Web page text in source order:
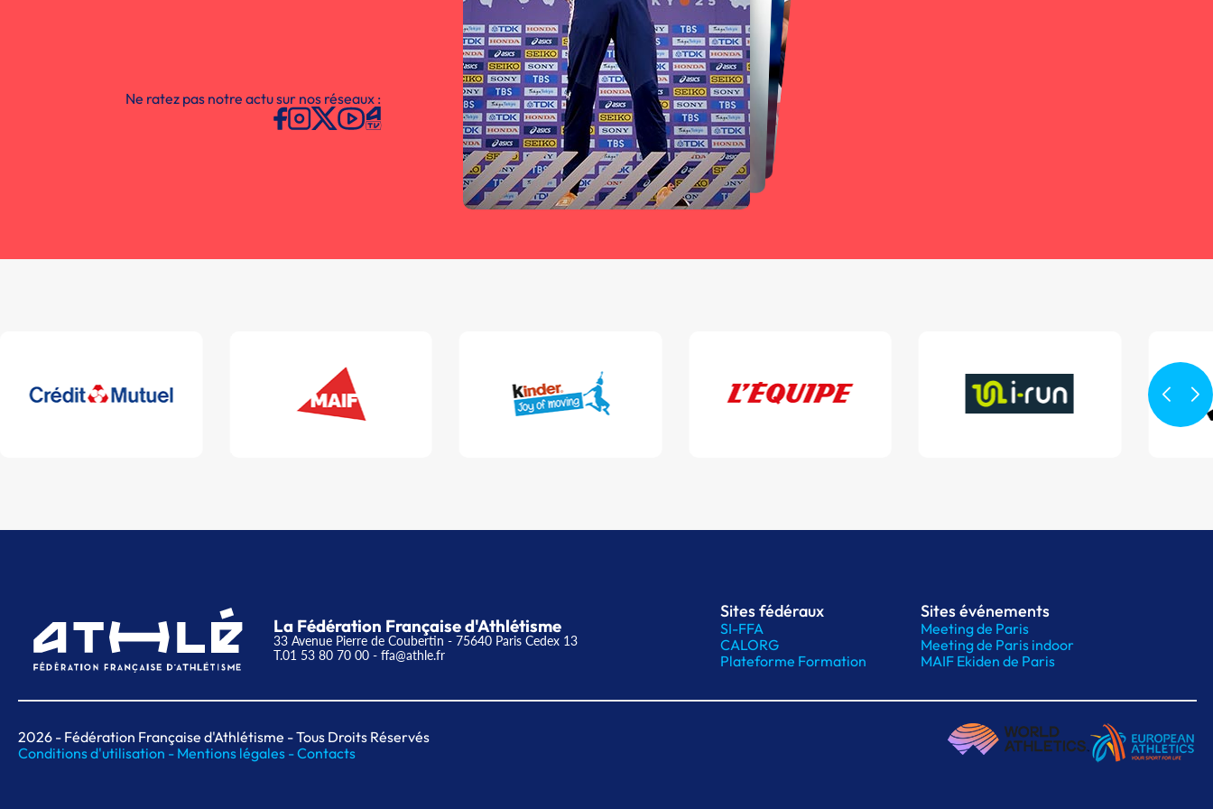
Ne ratez pas notre actu sur nos réseaux :
La Fédération Française d'Athlétisme
33 Avenue Pierre de Coubertin - 75640 Paris Cedex 13
T.01 53 80 70 00 - ffa@athle.fr
Sites fédéraux
SI-FFA
CALORG
Plateforme Formation
Sites événements
Meeting de Paris
Meeting de Paris indoor
MAIF Ekiden de Paris
2026 - Fédération Française d'Athlétisme - Tous Droits Réservés
Conditions d'utilisation - Mentions légales -Contacts